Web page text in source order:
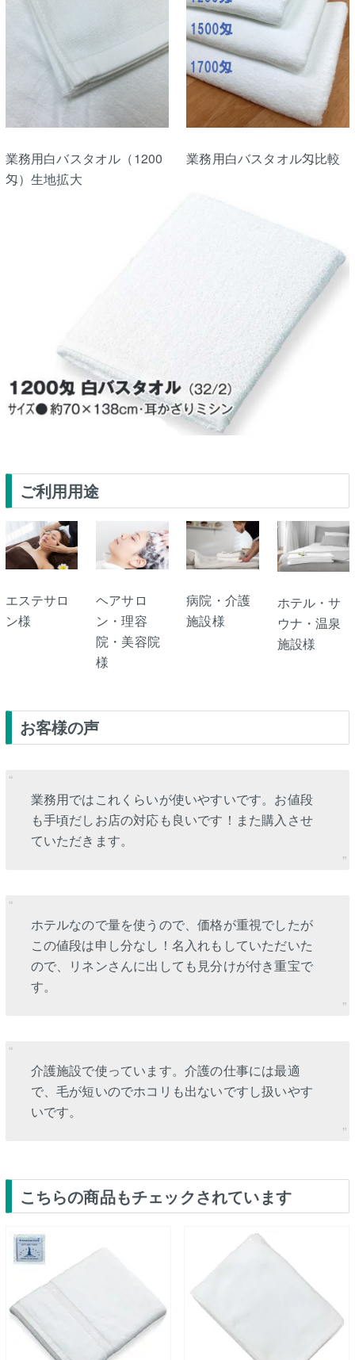
業務用白バスタオル（1200
匁）生地拡大
業務用白バスタオル匁比較
ご利用用途
エステサロ
ン様
ヘアサロ
ン・理容
院・美容院
様
病院・介護
施設様
ホテル・サ
ウナ・温泉
施設様
お客様の声
業務用ではこれくらいが使いやすいです。お値段
も手頃だしお店の対応も良いです！また購入させ
ていただきます。
ホテルなので量を使うので、価格が重視でしたが
この値段は申し分なし！名入れもしていただいた
ので、リネンさんに出しても見分けが付き重宝で
す。
介護施設で使っています。介護の仕事には最適
で、毛が短いのでホコリも出ないですし扱いやす
いです。
こちらの商品もチェックされています